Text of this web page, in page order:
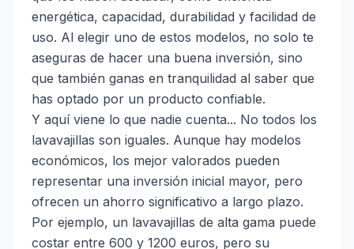
energética, capacidad, durabilidad y facilidad de
uso. Al elegir uno de estos modelos, no solo te
aseguras de hacer una buena inversión, sino
que también ganas en tranquilidad al saber que
has optado por un producto confiable.
Y aquí viene lo que nadie cuenta... No todos los
lavavajillas son iguales. Aunque hay modelos
económicos, los mejor valorados pueden
representar una inversión inicial mayor, pero
ofrecen un ahorro significativo a largo plazo.
Por ejemplo, un lavavajillas de alta gama puede
costar entre 600 y 1200 euros, pero su